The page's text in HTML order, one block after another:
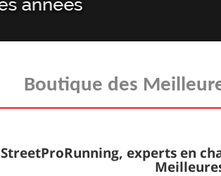
Boutique des
StreetProRunning, experts en